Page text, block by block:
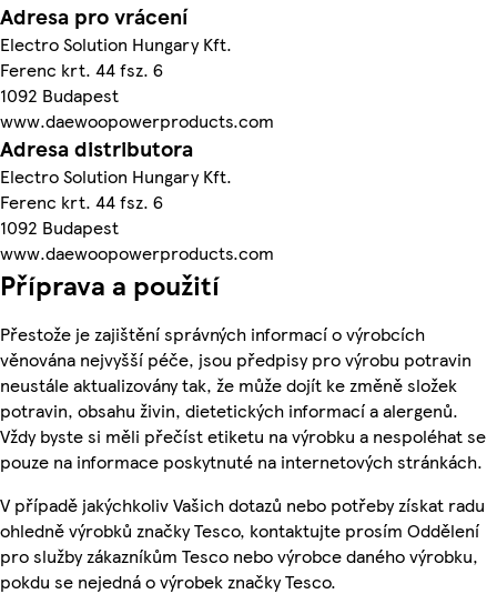
Adresa pro vrácení
Electro Solution Hungary Kft.
Ferenc krt. 44 fsz. 6
1092 Budapest
www.daewoopowerproducts.com
Adresa distributora
Electro Solution Hungary Kft.
Ferenc krt. 44 fsz. 6
1092 Budapest
www.daewoopowerproducts.com
Příprava a použití
Přestože je zajištění správných informací o výrobcích
věnována nejvyšší péče, jsou předpisy pro výrobu potravin
neustále aktualizovány tak, že může dojít ke změně složek
potravin, obsahu živin, dietetických informací a alergenů.
Vždy byste si měli přečíst etiketu na výrobku a nespoléhat se
pouze na informace poskytnuté na internetových stránkách.
V případě jakýchkoliv Vašich dotazů nebo potřeby získat radu
ohledně výrobků značky Tesco, kontaktujte prosím Oddělení
pro služby zákazníkům Tesco nebo výrobce daného výrobku,
pokdu se nejedná o výrobek značky Tesco.